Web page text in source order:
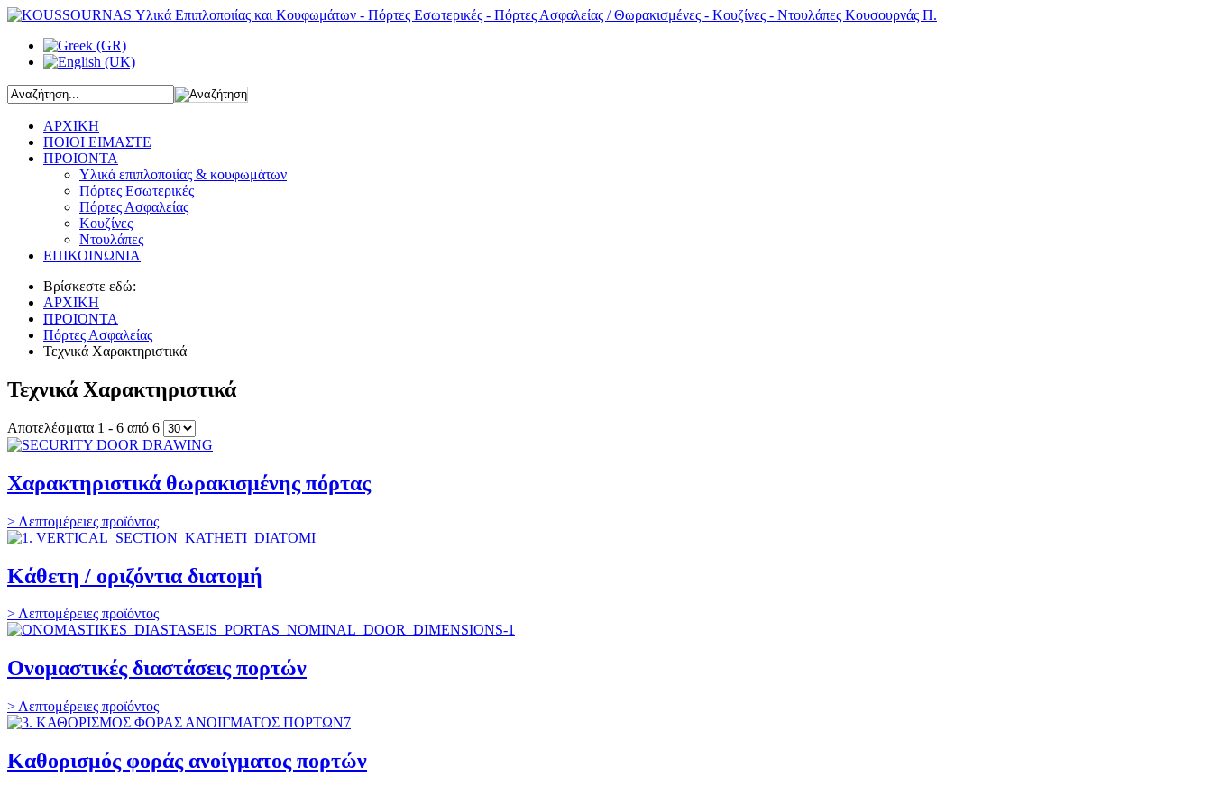
ΑΡΧΙΚΗ
ΠΟΙΟΙ ΕΙΜΑΣΤΕ
ΠΡΟΙΟΝΤΑ
Υλικά επιπλοποιίας & κουφωμάτων
Πόρτες Εσωτερικές
Πόρτες Ασφαλείας
Κουζίνες
Ντουλάπες
ΕΠΙΚΟΙΝΩΝΙΑ
Βρίσκεστε εδώ:
ΑΡΧΙΚΗ
ΠΡΟΙΟΝΤΑ
Πόρτες Ασφαλείας
Τεχνικά Χαρακτηριστικά
Τεχνικά Χαρακτηριστικά
Αποτελέσματα 1 - 6 από 6
Χαρακτηριστικά θωρακισμένης πόρτας
> Λεπτομέρειες προϊόντος
Κάθετη / οριζόντια διατομή
> Λεπτομέρειες προϊόντος
Ονομαστικές διαστάσεις πορτών
> Λεπτομέρειες προϊόντος
Καθορισμός φοράς ανοίγματος πορτών